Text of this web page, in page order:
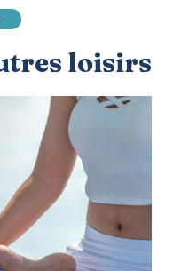
loisirs